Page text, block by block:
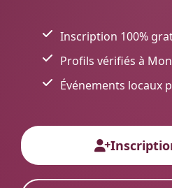
Inscription 100%
Profils vérifiés à
Événements locaux